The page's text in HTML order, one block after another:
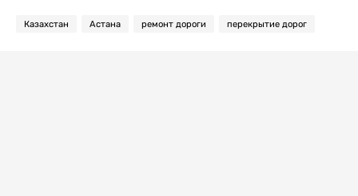
Казахстан Астана ремонт дороги перекрытие дорог